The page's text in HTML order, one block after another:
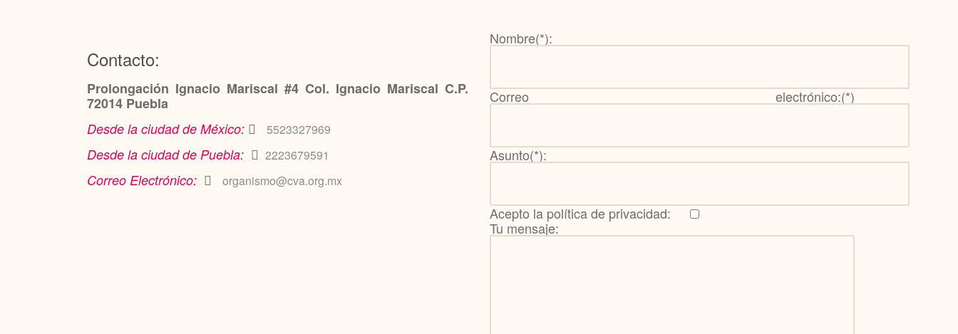
Contacto:
Prolongación Ignacio Mariscal #4 Col. Ignacio Mariscal C.P.
72014 Puebla
Desde la ciudad de México: 5523327969
Desde la ciudad de Puebla: 2223679591
Correo Electrónico: organismo@cva.org.mx
Nombre(*):
Correo electrónico:(*)
Asunto(*):
Acepto la política de privacidad:
Tu mensaje: